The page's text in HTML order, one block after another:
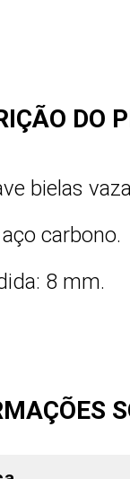
DO
bielas
carbono.
8 mm.